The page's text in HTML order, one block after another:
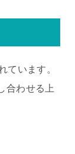
ています。
合わせる上